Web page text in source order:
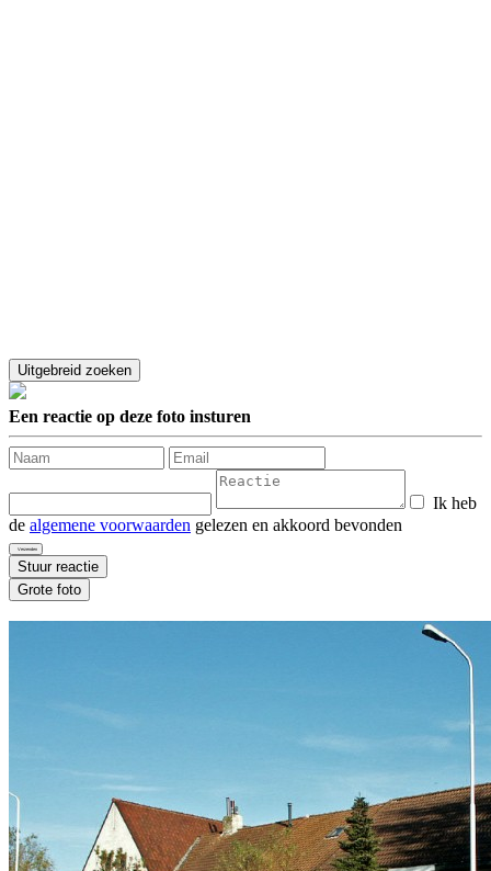
Een reactie op deze foto insturen
Ik heb
de algemene voorwaarden gelezen en akkoord bevonden